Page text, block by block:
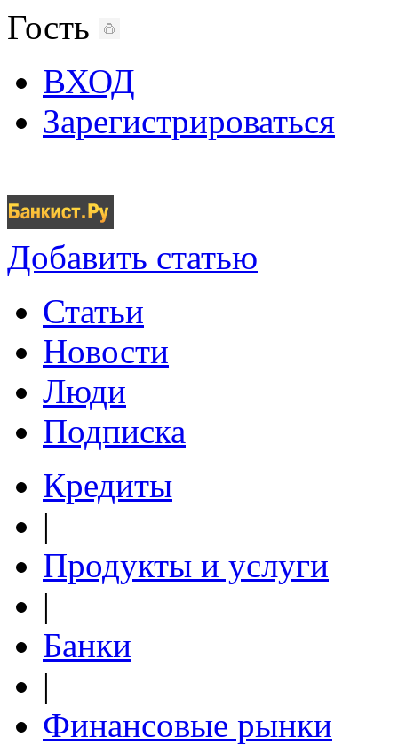
Гость
ВХОД
Зарегистрироваться
Добавить статью
Статьи
Новости
Люди
Подписка
Кредиты
|
Продукты и услуги
|
Банки
|
Финансовые рынки